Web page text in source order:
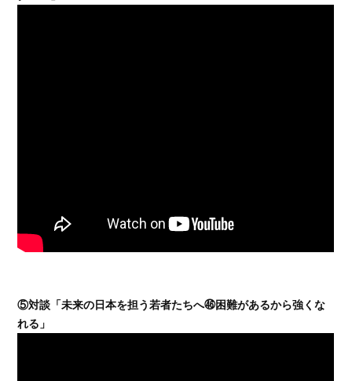
⑤対談「未来の日本を担う若者たちへ㊻困難があるから強くな
れる」